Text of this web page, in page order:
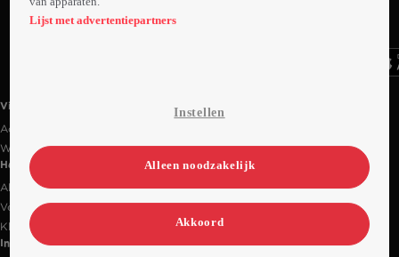
Ga
naar
Videoland
Actiecode
Werken bij RTL
Handige links
Alle films & series
Veelgestelde vragen
Klantenservice
Informatie
Lijst met advertentiepartners
Instellen
Alleen noodzakelijk
Akkoord